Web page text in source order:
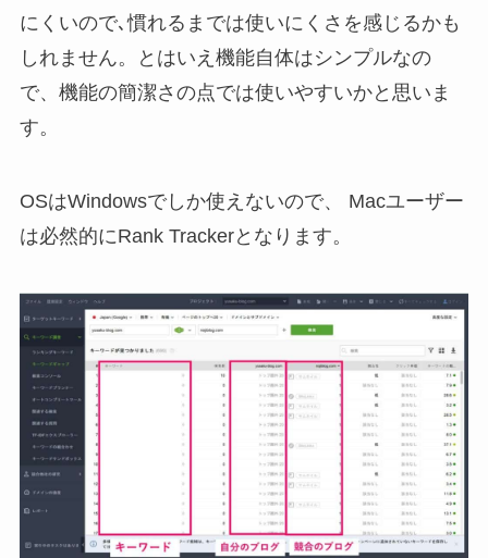
にくいので､慣れるまでは使いにくさを感じるかも
しれません。とはいえ機能自体はシンプルなの
で、 機能の簡潔さの点では使いやすいかと思いま
す。
OSはWindowsでしか使えないので、 Macユーザー
は必然的にRank Trackerとなります。